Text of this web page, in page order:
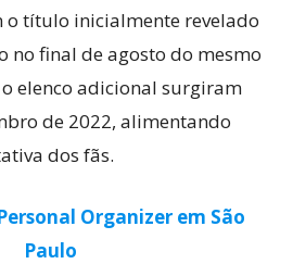
o título inicialmente revelado
no final de agosto do mesmo
elenco adicional surgiram
de 2022, alimentando
dos fãs.
Organizer em São
Paulo